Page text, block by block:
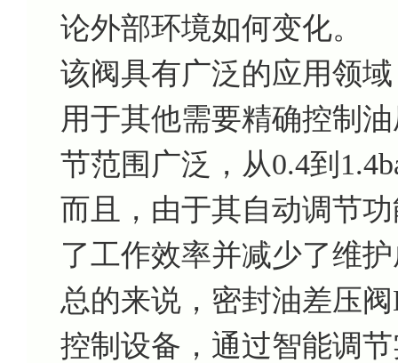
论外部环境如何变化。
该阀具有广泛的应用领
用于其他需要精确控制
节范围广泛，从0.4到
而且，由于其自动调节
了工作效率并减少了维
总的来说，密封油差压
控制设备，通过智能调